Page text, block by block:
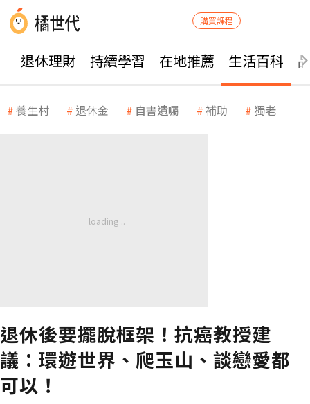
購買課程
退休理財 持續學習 在地推薦 生活百科
養生村 退休金 自書遺囑 補助 獨老
退休後要擺脫框架！抗癌教授建
議：環遊世界、爬玉山、談戀愛都
可以！